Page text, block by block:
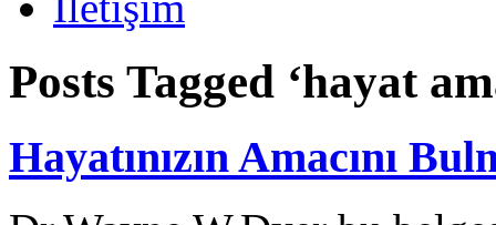
Posts Tagged ‘hayat
Hayatınızın Amacını